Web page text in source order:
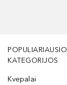
KATEGORIJOS
Kvepalai